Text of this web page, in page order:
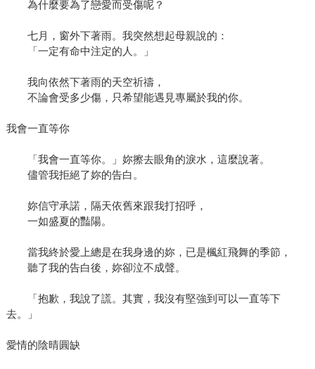
為什麼要為了戀愛而受傷呢？
七月，窗外下著雨。我突然想起母親說的：
「一定有命中注定的人。」
我向依然下著雨的天空祈禱，
不論會受多少傷，只希望能遇見專屬於我的你。
我會一直等你
「我會一直等你。」妳擦去眼角的淚水，這麼說著。
儘管我拒絕了妳的告白。
妳信守承諾，隔天依舊來跟我打招呼，
一如盛夏的豔陽。
當我終於愛上總是在我身邊的妳，已是楓紅飛舞的季節，
聽了我的告白後，妳卻泣不成聲。
「抱歉，我說了謊。其實，我沒有堅強到可以一直等下
去。」
愛情的陰晴圓缺